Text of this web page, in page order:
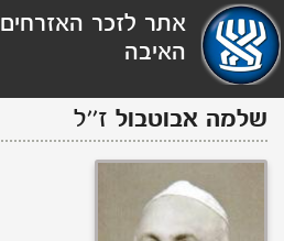
תפריט
נגישות
אתר לזכר
האיבה
שלמה אבוטבול ז''ל